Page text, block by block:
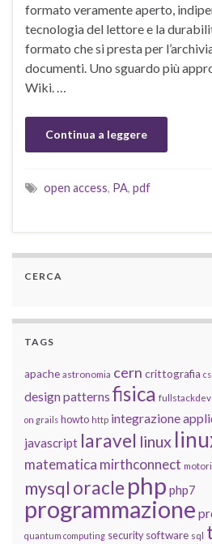
formato veramente aperto,
tecnologia del lettore e la
formato che si presta per
documenti. Uno sguardo più
Wiki. …
Continua a leggere
open access, PA, pdf
CERCA
TAGS
apache astronomia cern crittografia
design patterns fisica
on grails howto http integrazione
javascript laravel linux
matematica mirthconnect
mysql oracle php php7
programmazione
quantum computing security software sql